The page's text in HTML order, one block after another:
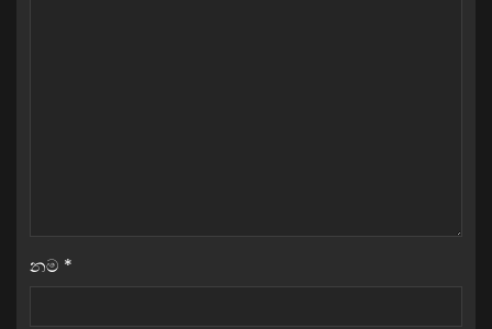
නම *